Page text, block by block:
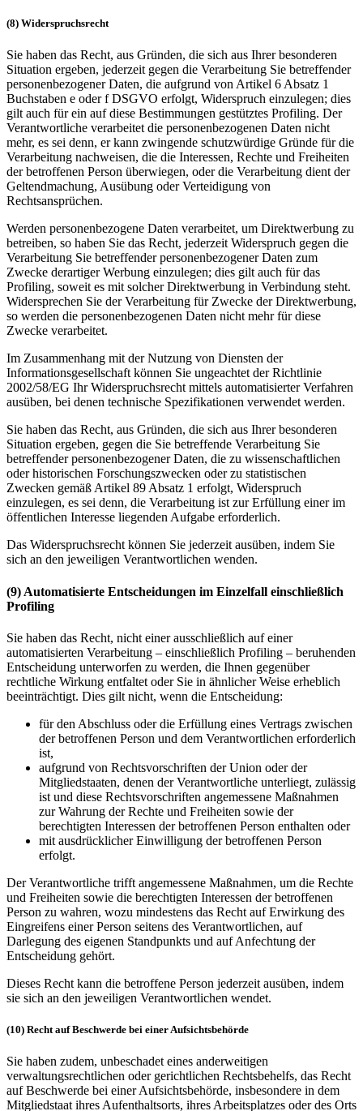
(8) Widerspruchsrecht
Sie haben das Recht, aus Gründen, die sich aus Ihrer besonderen
Situation ergeben, jederzeit gegen die Verarbeitung Sie betreffender
personenbezogener Daten, die aufgrund von Artikel 6 Absatz 1
Buchstaben e oder f DSGVO erfolgt, Widerspruch einzulegen; dies
gilt auch für ein auf diese Bestimmungen gestütztes Profiling. Der
Verantwortliche verarbeitet die personenbezogenen Daten nicht
mehr, es sei denn, er kann zwingende schutzwürdige Gründe für die
Verarbeitung nachweisen, die die Interessen, Rechte und Freiheiten
der betroffenen Person überwiegen, oder die Verarbeitung dient der
Geltendmachung, Ausübung oder Verteidigung von
Rechtsansprüchen.
Werden personenbezogene Daten verarbeitet, um Direktwerbung zu
betreiben, so haben Sie das Recht, jederzeit Widerspruch gegen die
Verarbeitung Sie betreffender personenbezogener Daten zum
Zwecke derartiger Werbung einzulegen; dies gilt auch für das
Profiling, soweit es mit solcher Direktwerbung in Verbindung steht.
Widersprechen Sie der Verarbeitung für Zwecke der Direktwerbung,
so werden die personenbezogenen Daten nicht mehr für diese
Zwecke verarbeitet.
Im Zusammenhang mit der Nutzung von Diensten der
Informationsgesellschaft können Sie ungeachtet der Richtlinie
2002/58/EG Ihr Widerspruchsrecht mittels automatisierter Verfahren
ausüben, bei denen technische Spezifikationen verwendet werden.
Sie haben das Recht, aus Gründen, die sich aus Ihrer besonderen
Situation ergeben, gegen die Sie betreffende Verarbeitung Sie
betreffender personenbezogener Daten, die zu wissenschaftlichen
oder historischen Forschungszwecken oder zu statistischen
Zwecken gemäß Artikel 89 Absatz 1 erfolgt, Widerspruch
einzulegen, es sei denn, die Verarbeitung ist zur Erfüllung einer im
öffentlichen Interesse liegenden Aufgabe erforderlich.
Das Widerspruchsrecht können Sie jederzeit ausüben, indem Sie
sich an den jeweiligen Verantwortlichen wenden.
(9) Automatisierte Entscheidungen im Einzelfall einschließlich
Profiling
Sie haben das Recht, nicht einer ausschließlich auf einer
automatisierten Verarbeitung – einschließlich Profiling – beruhenden
Entscheidung unterworfen zu werden, die Ihnen gegenüber
rechtliche Wirkung entfaltet oder Sie in ähnlicher Weise erheblich
beeinträchtigt. Dies gilt nicht, wenn die Entscheidung:
für den Abschluss oder die Erfüllung eines Vertrags zwischen
der betroffenen Person und dem Verantwortlichen erforderlich
ist,
aufgrund von Rechtsvorschriften der Union oder der
Mitgliedstaaten, denen der Verantwortliche unterliegt, zulässig
ist und diese Rechtsvorschriften angemessene Maßnahmen
zur Wahrung der Rechte und Freiheiten sowie der
berechtigten Interessen der betroffenen Person enthalten oder
mit ausdrücklicher Einwilligung der betroffenen Person
erfolgt.
Der Verantwortliche trifft angemessene Maßnahmen, um die Rechte
und Freiheiten sowie die berechtigten Interessen der betroffenen
Person zu wahren, wozu mindestens das Recht auf Erwirkung des
Eingreifens einer Person seitens des Verantwortlichen, auf
Darlegung des eigenen Standpunkts und auf Anfechtung der
Entscheidung gehört.
Dieses Recht kann die betroffene Person jederzeit ausüben, indem
sie sich an den jeweiligen Verantwortlichen wendet.
(10) Recht auf Beschwerde bei einer Aufsichtsbehörde
Sie haben zudem, unbeschadet eines anderweitigen
verwaltungsrechtlichen oder gerichtlichen Rechtsbehelfs, das Recht
auf Beschwerde bei einer Aufsichtsbehörde, insbesondere in dem
Mitgliedstaat ihres Aufenthaltsorts, ihres Arbeitsplatzes oder des Orts